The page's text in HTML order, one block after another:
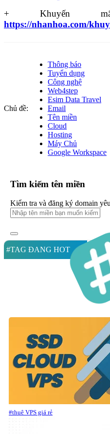
+ Khuyến
https://nhanhoa.com/
Chủ đề:
Thông báo
Tuyển dụng
Công nghệ
Web4step
Esim Data Travel
Email
Tên miền
Cloud
Hosting
Máy Chủ
Google Workspace
Tìm kiếm tên miền
Kiểm tra và đăng ký domain
#TAG ĐANG HOT
#thuê VPS giá rẻ